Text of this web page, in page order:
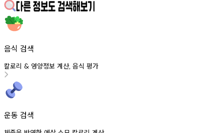
음식 검색
칼로리 & 영양정보 계산, 음식 평가
운동 검색